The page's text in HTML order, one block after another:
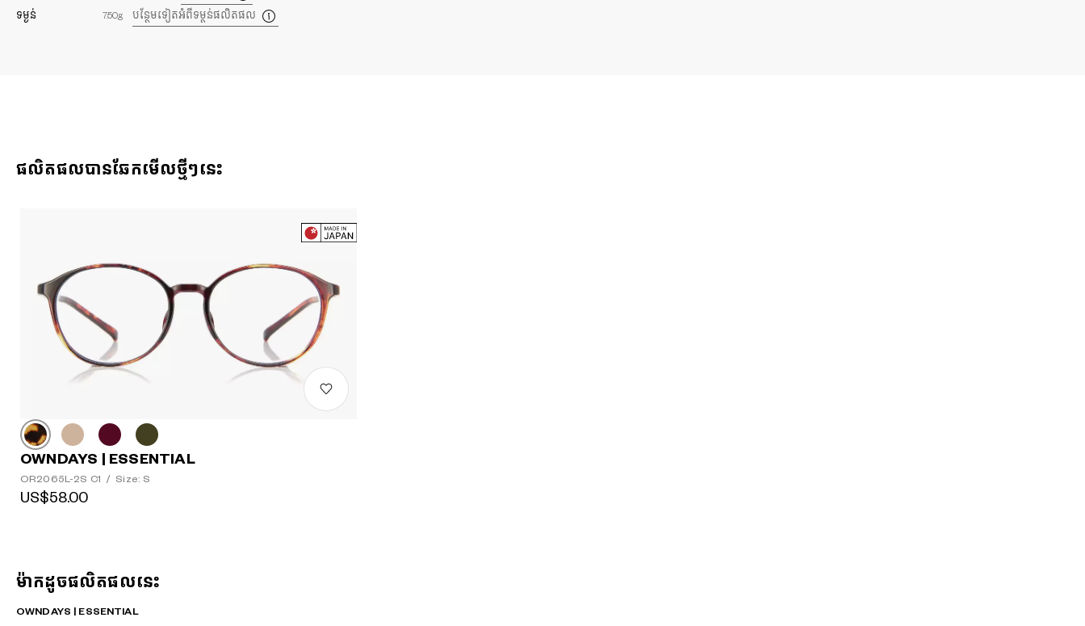
ទម្ងន់ 7.50g បន្ថែមទៀតអំពីទម្ថន់ផលិតផល
ផលិតផលបានឆែកមើលថ្មីៗនេះ
OWNDAYS | ESSENTIAL
OR2065L-2S C1 / Size: S
US$58.00
ម៉ាកដូចផលិតផលនេះ
OWNDAYS | ESSENTIAL